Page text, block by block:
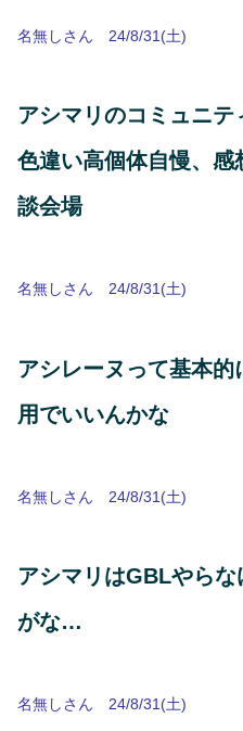
名無しさん 24/8/31(土)
アシマリのコミュニ
色違い高個体自慢、
談会場
名無しさん 24/8/31(土)
アシレーヌって基本
用でいいんかな
名無しさん 24/8/31(土)
アシマリはGBLやら
がな…
名無しさん 24/8/31(土)